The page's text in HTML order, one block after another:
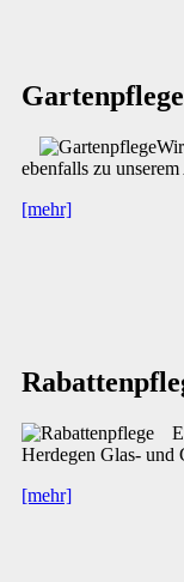
ebenfalls zu
[mehr]
Herdegen Glas- und
[mehr]